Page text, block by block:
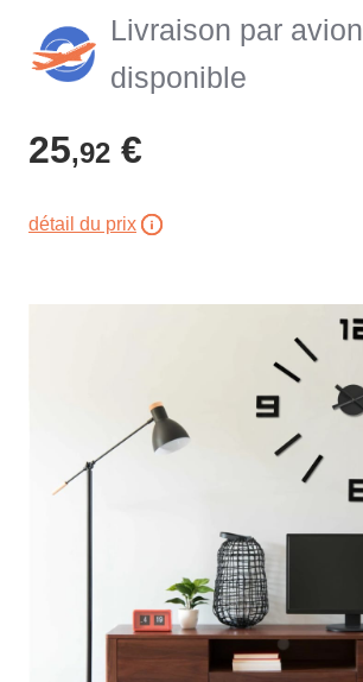
Livraison par avion
disponible
25,92 €
détail du prix